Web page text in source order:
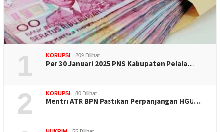
1 KORUPSI 209 Dilihat
Per 30 Januari 2025 PNS Kabupaten Pelala…
2 KORUPSI 80 Dilihat
Mentri ATR BPN Pastikan Perpanjangan HGU…